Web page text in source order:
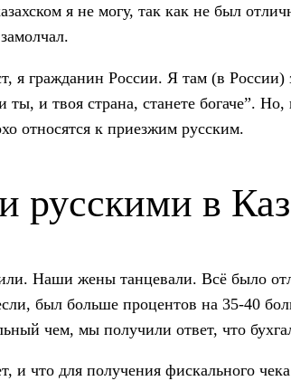
я не могу, так как не был
я гражданин России. Я там (в
и твоя страна, станете богаче”.
относятся к приезжим русским.
в
Наши жены танцевали. Всё было
был больше процентов на 35-
чем, мы получили ответ, что
и что для получения фискального